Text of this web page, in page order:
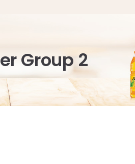
Group 2